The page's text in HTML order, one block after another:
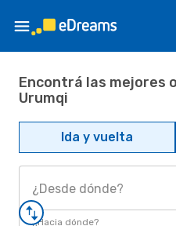
Encontrá las mejores
Urumqi
Ida y vuelta
¿Desde dónde?
¿Hacia dónde?